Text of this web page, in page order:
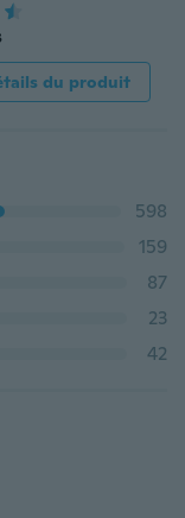
du produit
598
159
87
23
42